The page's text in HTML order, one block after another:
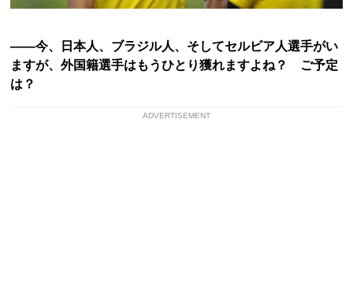
――今、日本人、ブラジル人、そしてセルビア人選手がい
ますが、外国籍選手はもうひとり獲れますよね？ ご予定
は？
ADVERTISEMENT